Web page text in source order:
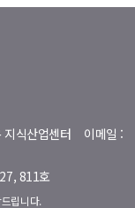
지식산업센터 이메일 :
811호
립니다.